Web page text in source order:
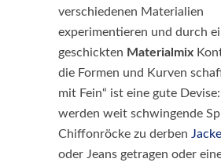
verschiedenen Materialien
experimentieren und durch
geschickten Materialmix
die Formen und Kurven
mit Fein“ ist eine gute
werden weit schwingende
Chiffonröcke zu derben
oder Jeans getragen oder